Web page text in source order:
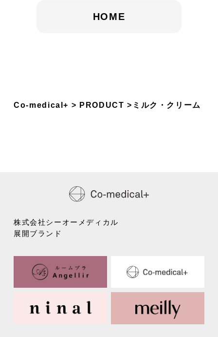
Co-medical+ PRODUCT ミルク・クリーム
HOME
株式会社シーオーメディカル
展開ブランド